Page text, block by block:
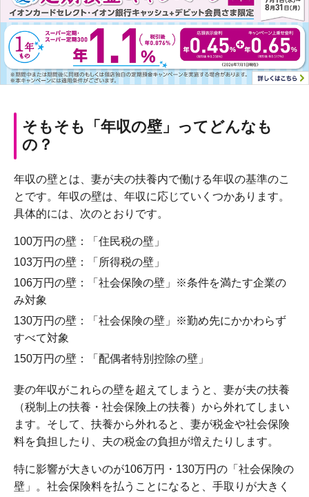
そもそも「年収の壁」ってどんなも
の？
年収の壁とは、妻が夫の扶養内で働ける年収の基準のこ
とです。年収の壁は、年収に応じていくつかあります。
具体的には、次のとおりです。
100万円の壁：「住民税の壁」
103万円の壁：「所得税の壁」
106万円の壁：「社会保険の壁」※条件を満たす企業の
み対象
130万円の壁：「社会保険の壁」※勤め先にかかわらず
すべて対象
150万円の壁：「配偶者特別控除の壁」
妻の年収がこれらの壁を超えてしまうと、妻が夫の扶養
（税制上の扶養・社会保険上の扶養）から外れてしまい
ます。そして、扶養から外れると、妻が税金や社会保険
料を負担したり、夫の税金の負担が増えたりします。
特に影響が大きいのが106万円・130万円の「社会保険の
壁」。社会保険料を払うことになると、手取りが大きく